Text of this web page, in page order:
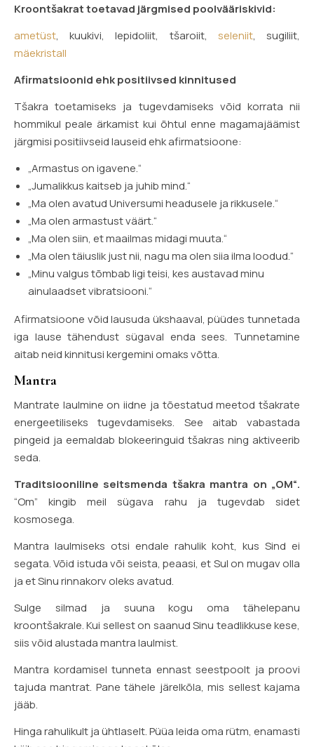
Kroontšakrat toetavad järgmised poolvääriskivid:
ametüst, kuukivi, lepidoliit, tšaroiit, seleniit, sugiliit,
mäekristall
Afirmatsioonid ehk positiivsed kinnitused
Tšakra toetamiseks ja tugevdamiseks võid korrata nii
hommikul peale ärkamist kui õhtul enne magamajäämist
järgmisi positiivseid lauseid ehk afirmatsioone:
„Armastus on igavene.“
„Jumalikkus kaitseb ja juhib mind.“
„Ma olen avatud Universumi headusele ja rikkusele.“
„Ma olen armastust väärt.“
„Ma olen siin, et maailmas midagi muuta.“
„Ma olen täiuslik just nii, nagu ma olen siia ilma loodud.“
„Minu valgus tõmbab ligi teisi, kes austavad minu
ainulaadset vibratsiooni.“
Afirmatsioone võid lausuda ükshaaval, püüdes tunnetada
iga lause tähendust sügaval enda sees. Tunnetamine
aitab neid kinnitusi kergemini omaks võtta.
Mantra
Mantrate laulmine on iidne ja tõestatud meetod tšakrate
energeetiliseks tugevdamiseks. See aitab vabastada
pingeid ja eemaldab blokeeringuid tšakras ning aktiveerib
seda.
Traditsiooniline seitsmenda tšakra mantra on „OM“.
“Om” kingib meil sügava rahu ja tugevdab sidet
kosmosega.
Mantra laulmiseks otsi endale rahulik koht, kus Sind ei
segata. Võid istuda või seista, peaasi, et Sul on mugav olla
ja et Sinu rinnakorv oleks avatud.
Sulge silmad ja suuna kogu oma tähelepanu
kroontšakrale. Kui sellest on saanud Sinu teadlikkuse kese,
siis võid alustada mantra laulmist.
Mantra kordamisel tunneta ennast seestpoolt ja proovi
tajuda mantrat. Pane tähele järelkõla, mis sellest kajama
jääb.
Hinga rahulikult ja ühtlaselt. Püüa leida oma rütm, enamasti